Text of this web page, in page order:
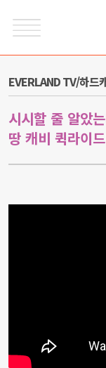
EVERLAND TV/하드
시시할 줄 알았
땅 캐비 퀵라이